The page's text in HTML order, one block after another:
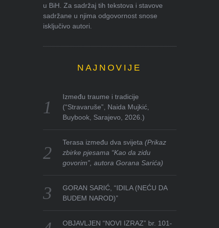
u BiH. Za sadržaj tih tekstova i stavove
sadržane u njima odgovornost snose
isključivo autori.
NAJNOVIJE
Između traume i tradicije
(“Stravaruše”, Naida Mujkić,
Buybook, Sarajevo, 2026.)
Terasa između dva svijeta(Prikaz
zbirke pjesama “Kao da zidu
govorim”, autora Gorana Sarića)
GORAN SARIĆ, “IDILA (NEĆU DA
BUDEM NAROD)”
OBJAVLJEN “NOVI IZRAZ” br. 101-